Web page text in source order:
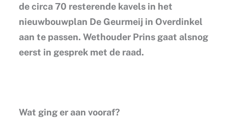
de circa 70 resterende kavels in het
nieuwbouwplan De Geurmeij in Overdinkel
aan te passen. Wethouder Prins gaat alsnog
eerst in gesprek met de raad.
Wat ging er aan vooraf?